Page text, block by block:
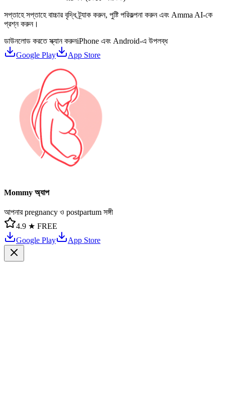
সপ্তাহে সপ্তাহে বাচ্চার বৃদ্ধি ট্র্যাক করুন, পুষ্টি পরিকল্পনা করুন এবং Amma AI-কে
প্রশ্ন করুন।
ডাউনলোড করতে স্ক্যান করুনiPhone এবং Android-এ উপলব্ধ
Google Play
App Store
Mommy অ্যাপ
আপনার pregnancy ও postpartum সঙ্গী
4.9 ★ FREE
Google Play
App Store